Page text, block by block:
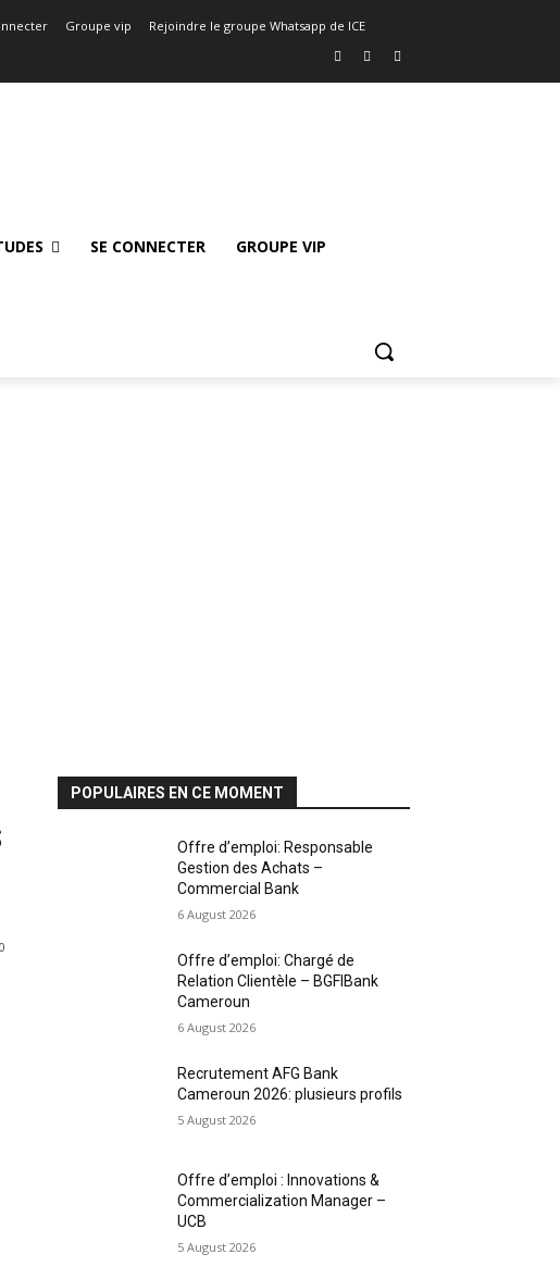
Groupe vip Rejoindre le groupe Whatsapp de ICE
SE CONNECTER GROUPE VIP
0
POPULAIRES EN CE MOMENT
Offre d’emploi: Responsable
Gestion des Achats –
Commercial Bank
6 August 2026
Offre d’emploi: Chargé de
Relation Clientèle – BGFIBank
Cameroun
6 August 2026
Recrutement AFG Bank
Cameroun 2026: plusieurs profils
5 August 2026
Offre d’emploi : Innovations &
Commercialization Manager –
UCB
5 August 2026